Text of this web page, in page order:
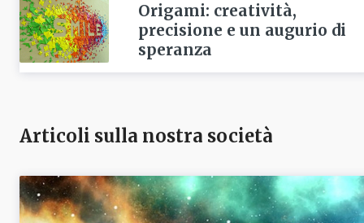
Origami: creatività,
precisione e un augurio di
speranza
Articoli sulla nostra società